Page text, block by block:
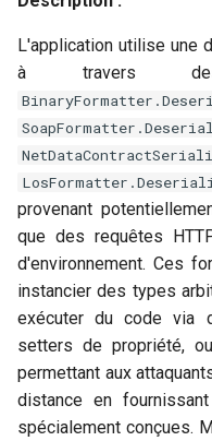
L'application utilise une
à travers des
provenant
que des requêtes
d'environnement. Ces
instancier des types
exécuter du code via
setters de propriété,
permettant aux
distance en
spécialement conçues.